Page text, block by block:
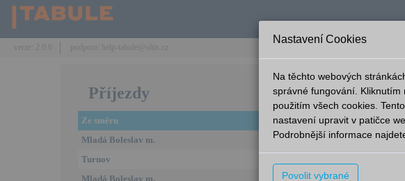
Příjezdy
Ze směru Linka
Mladá Boleslav m.
S31
Turnov
Mladá Boleslav m.
S31
Nastavení Cookies
Na těchto webových
správné fungování. Kliknutím
použitím všech cookies.
nastavení upravit v patičce
Podrobnější informace
Povolit vybrané